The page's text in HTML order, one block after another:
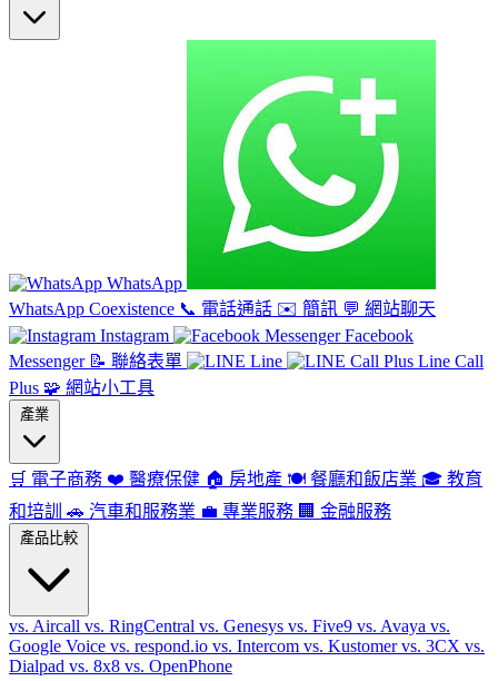
WhatsApp
WhatsApp Coexistence 📞 電話通話 ✉️ 簡訊 💬 網站聊天
Instagram
Facebook
Messenger 📝 聯絡表單 Line
Line Call
Plus 🧩 網站小工具
產業
🛒 電子商務 ❤️ 醫療保健 🏠 房地產 🍽️ 餐廳和飯店業 🎓 教育
和培訓
🚗 汽車和服務業 💼 專業服務 🏢 金融服務
產品比較
vs. Aircall vs. RingCentral vs. Genesys vs. Five9 vs. Avaya vs.
Google Voice vs. respond.io vs. Intercom vs. Kustomervs. 3CX vs.
Dialpad vs. 8x8 vs. OpenPhone